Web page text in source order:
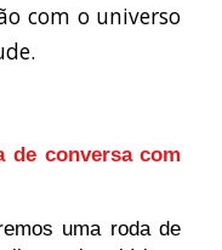
com o universo
de conversa com
uma roda de